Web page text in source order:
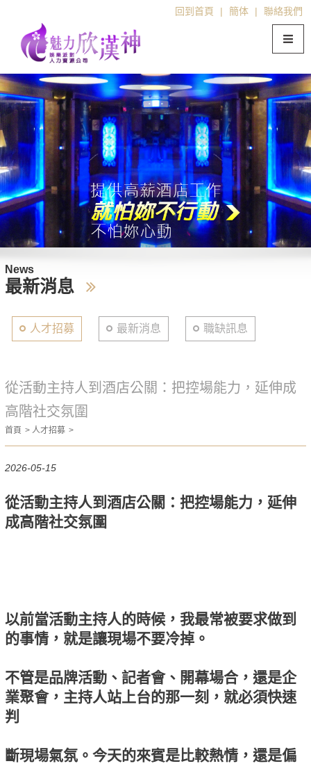
回到首頁 | 簡体 | 聯絡我們
News
最新消息
人才招募 最新消息 職缺訊息
從活動主持人到酒店公關：把控場能力，延伸成
高階社交氛圍
首頁 人才招募
2026-05-15
從活動主持人到酒店公關：把控場能力，延伸
成高階社交氛圍
以前當活動主持人的時候，我最常被要求做到
的事情，就是讓現場不要冷掉。
不管是品牌活動、記者會、開幕場合，還是企
業聚會，主持人站上台的那一刻，就必須快速
判
斷現場氣氛。今天的來賓是比較熱情，還是偏